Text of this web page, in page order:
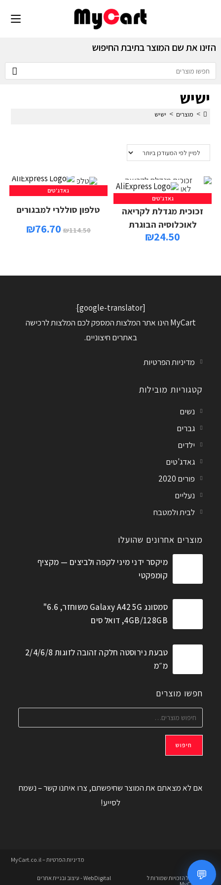
הזינו את שם המוצר בתיבת החיפוש
ישיש
> מוצרים > ישיש
גאדג'טים
זכוכית מגדלת לקריאה
לאוכלוסיה הבוגרת
₪24.50
גאדג'טים
טלפון סוללרי למבגורים
₪114.50
₪76.70
[google-translator]
MyCart הינו אתר המלצות המספק לכם המלצות לרכישה
באתרים חיצוניים.
מדיניות הפרטיות
קטגוריות מובילות
נשים
גברים
ילדים
גאדג'טים
פורים 2020
נעליים
לבית ולמטבח
מוצרים אחרונים שהועלו
מיקסר ידני מיני לקפה ולביצים — מקציף
קומפקטי
סמסונג Galaxy A42 5G משוחזר, 6.6"
4GB/128GB, דואל סים
טבעת נירוסטה חלקה זהובה לזוגות 2/4/6/8
מ״מ
חפשו מוצרים
חיפוש
אם לא מצאתם את המוצר שחיפשתם, צרו איתנו קשר – נשמח
לסייע!
מדיניות הפרטיות – MyCart.co.il
© 2026 כל הזכויות שמורות ל
WebDigital- עיצוב ובניית אתרים 💬